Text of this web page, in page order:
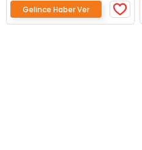
Gelince Haber Ver